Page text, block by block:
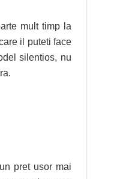
mult timp la
il puteti face
silentios, nu
pret usor mai